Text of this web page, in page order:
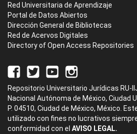
Red Universitaria de Aprendizaje
Portal de Datos Abiertos
Dirección General de Bibliotecas
Red de Acervos Digitales
Directory of Open Access Repositories
Repositorio Universitario Jurídicas RU-
Nacional Autónoma de México, Ciudad
P. 04510, Ciudad de México, México.
utilizado con fines no lucrativos
conformidad con el AVISO LEGAL.